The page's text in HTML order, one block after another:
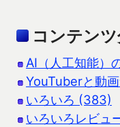
コンテン
AI（人工知能）
YouTuberと動
いろいろ (383)
いろいろレビュ